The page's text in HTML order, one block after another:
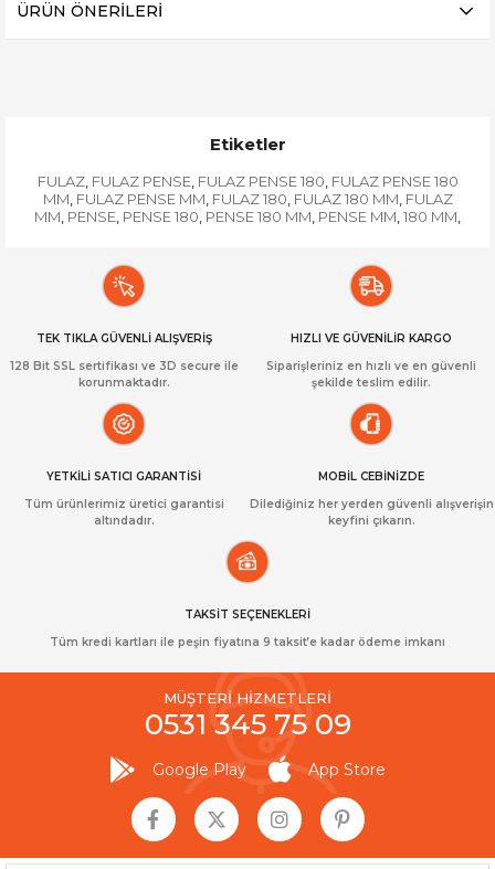
ÜRÜN ÖNERILERI
Etiketler
FULAZ, FULAZ PENSE, FULAZ PENSE 180, FULAZ PENSE 180
MM, FULAZ PENSE MM, FULAZ 180, FULAZ 180 MM, FULAZ
MM, PENSE, PENSE 180, PENSE 180 MM, PENSE MM, 180 MM,
TEK TIKLA GÜVENLİ ALIŞVERİŞ
128 Bit SSL sertifikası ve 3D secure ile
korunmaktadır.
HIZLI VE GÜVENİLİR KARGO
Siparişleriniz en hızlı ve en güvenli
şekilde teslim edilir.
YETKİLİ SATICI GARANTİSİ
Tüm ürünlerimiz üretici garantisi
altındadır.
MOBİL CEBİNİZDE
Dilediğiniz her yerden güvenli alışverişin
keyfini çıkarın.
TAKSİT SEÇENEKLERİ
Tüm kredi kartları ile peşin fiyatına 9 taksit’e kadar ödeme imkanı
MÜŞTERİ HİZMETLERİ
0531 345 75 09
Google Play App Store